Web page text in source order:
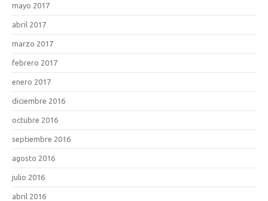
mayo 2017
abril 2017
marzo 2017
febrero 2017
enero 2017
diciembre 2016
octubre 2016
septiembre 2016
agosto 2016
julio 2016
abril 2016